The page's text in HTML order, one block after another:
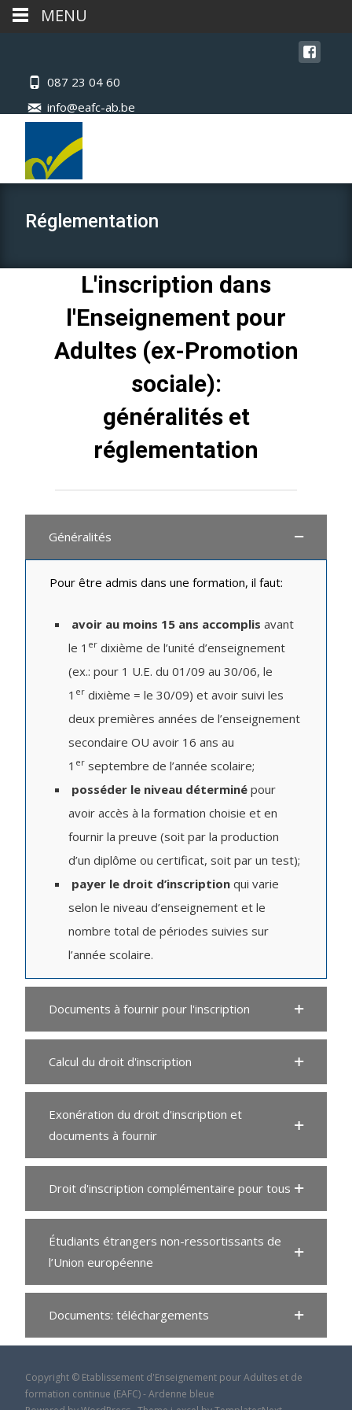
087 23 04 60
info@eafc-ab.be
Réglementation
L'inscription dans
l'Enseignement pour
Adultes (ex-Promotion
sociale):
généralités et
réglementation​
Généralités
Pour être admis dans une formation, il faut:
avoir au moins 15 ans accomplis avant
le 1 er dixième de l’unité d’enseignement
(ex.: pour 1 U.E. du 01/09 au 30/06, le
1 er dixième = le 30/09) et avoir suivi les
deux premières années de l’enseignement
secondaire OU avoir 16 ans au
1 er septembre de l’année scolaire;
posséder le niveau déterminé pour
avoir accès à la formation choisie et en
fournir la preuve (soit par la production
d’un diplôme ou certificat, soit par un test);
payer le droit d’inscription qui varie
selon le niveau d’enseignement et le
nombre total de périodes suivies sur
l’année scolaire.
Documents à fournir pour l'inscription
Calcul du droit d'inscription
Exonération du droit d'inscription et
documents à fournir
Droit d'inscription complémentaire pour tous
Étudiants étrangers non-ressortissants de
l’Union européenne
Documents: téléchargements
Copyright © Etablissement d'Enseignement pour Adultes et de
formation continue (EAFC) - Ardenne bleue
MENU